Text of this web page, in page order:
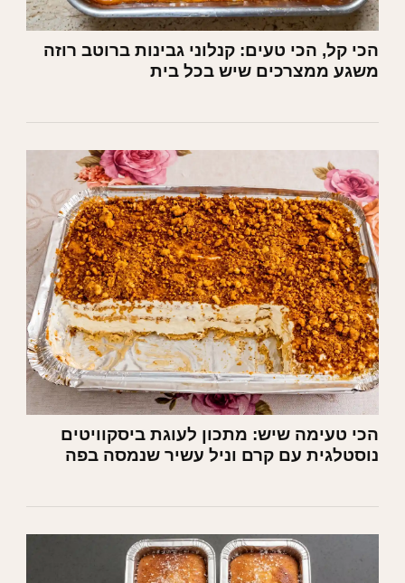
הכי קל, הכי טעים: קנלוני גבינות ברוטב רוזה
משגע ממצרכים שיש בכל בית
הכי טעימה שיש: מתכון לעוגת ביסקוויטים
נוסטלגית עם קרם וניל עשיר שנמסה בפה